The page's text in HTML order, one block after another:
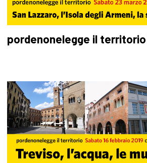
pordenonelegge il territorio